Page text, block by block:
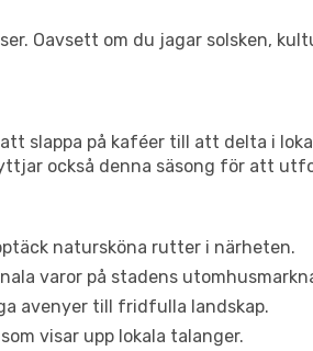
Oavsett om du jagar solsken,
slappa på kaféer till att delta i
också denna säsong för att
natursköna rutter i närheten.
varor på stadens
avenyer till fridfulla landskap.
visar upp lokala talanger.